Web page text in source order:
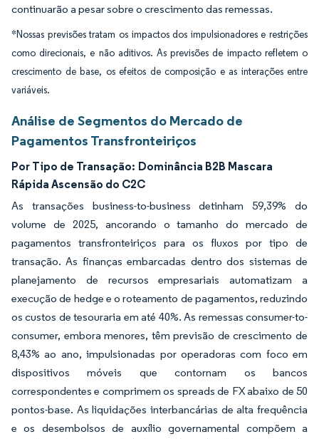
continuarão a pesar sobre o crescimento das remessas.
*Nossas previsões tratam os impactos dos impulsionadores e restrições
como direcionais, e não aditivos. As previsões de impacto refletem o
crescimento de base, os efeitos de composição e as interações entre
variáveis.
Análise de Segmentos do Mercado de
Pagamentos Transfronteiriços
Por Tipo de Transação: Dominância B2B Mascara
Rápida Ascensão do C2C
As transações business-to-business detinham 59,39% do
volume de 2025, ancorando o tamanho do mercado de
pagamentos transfronteiriços para os fluxos por tipo de
transação. As finanças embarcadas dentro dos sistemas de
planejamento de recursos empresariais automatizam a
execução de hedge e o roteamento de pagamentos, reduzindo
os custos de tesouraria em até 40%. As remessas consumer-to-
consumer, embora menores, têm previsão de crescimento de
8,43% ao ano, impulsionadas por operadoras com foco em
dispositivos móveis que contornam os bancos
correspondentes e comprimem os spreads de FX abaixo de 50
pontos-base. As liquidações interbancárias de alta frequência
e os desembolsos de auxílio governamental compõem a